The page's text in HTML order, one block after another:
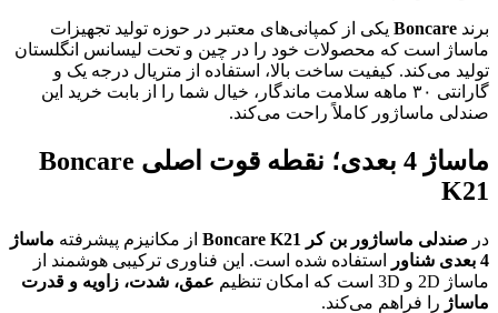
برند Boncare یکی از کمپانی‌های معتبر در حوزه تولید تجهیزات
ماساژ است که محصولات خود را در چین و تحت لیسانس انگلستان
تولید می‌کند. کیفیت ساخت بالا، استفاده از متریال درجه یک و
گارانتی ۳۰ ماهه سلامت ماندگار، خیال شما را از بابت خرید این
صندلی ماساژور کاملاً راحت می‌کند.
ماساژ 4 بعدی؛ نقطه قوت اصلی Boncare
K21
در صندلی ماساژور بن کر Boncare K21 از مکانیزم پیشرفته ماساژ
4 بعدی شناور
استفاده شده است. این فناوری ترکیبی هوشمند از
ماساژ 2D و 3D است که امکان تنظیم
عمق، شدت، زاویه و قدرت
ماساژ را فراهم می‌کند.